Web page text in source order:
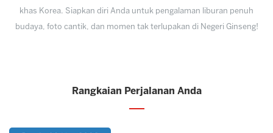
khas Korea. Siapkan diri Anda untuk pengalaman liburan penuh
budaya, foto cantik, dan momen tak terlupakan di Negeri Ginseng!
Rangkaian Perjalanan Anda